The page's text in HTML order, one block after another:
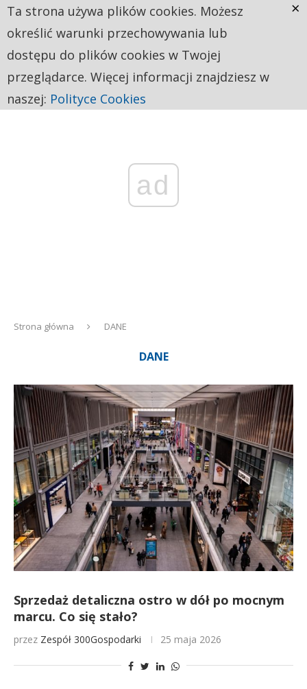
ad
Strona główna DANE
DANE
Sprzedaż detaliczna ostro w dół po mocnym
marcu. Co się stało?
przez Zespół 300Gospodarki 25 maja 2026
Ta strona używa plików cookies. Możesz
określić warunki przechowywania lub
dostępu do plików cookies w Twojej
przeglądarce. Więcej informacji znajdziesz w
naszej: Polityce Cookies
×